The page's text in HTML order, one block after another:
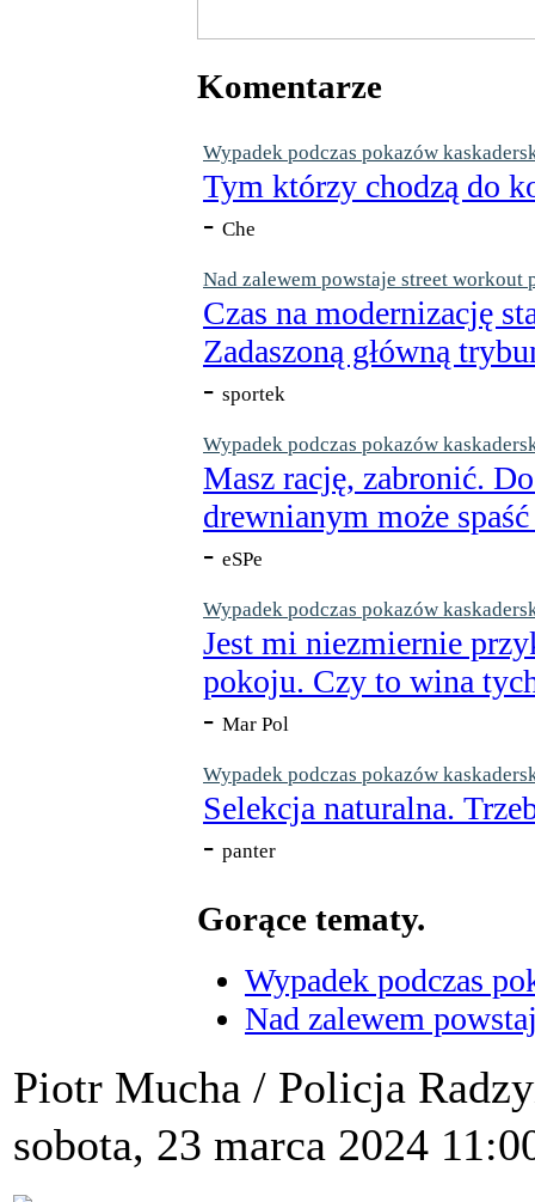
Komentarze
Wypadek podczas pokazów
Tym którzy chodzą do
- Che
Nad zalewem powstaje street workout
Czas na modernizację
Zadaszoną główną
- sportek
Wypadek podczas pokazów
Masz rację, zabronić.
drewnianym może
- eSPe
Wypadek podczas pokazów
Jest mi niezmiernie
pokoju. Czy to wina
- Mar Pol
Wypadek podczas pokazów
Selekcja naturalna.
- panter
Gorące tematy.
Wypadek podczas
Nad zalewem
Piotr Mucha / Policja
sobota, 23 marca 2024